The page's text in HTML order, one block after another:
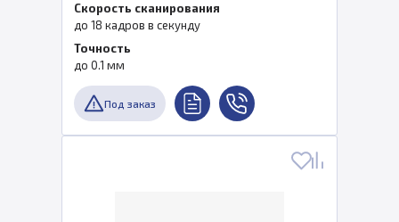
Скорость сканирования
до 18 кадров в секунду
Точность
до 0.1 мм
Под заказ